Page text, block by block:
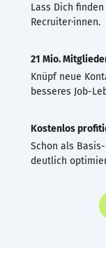
Lass Dich
Recruiter·innen.
21 Mio.
Knüpf neue
besseres Job-
Kostenlos
Schon als
deutlich